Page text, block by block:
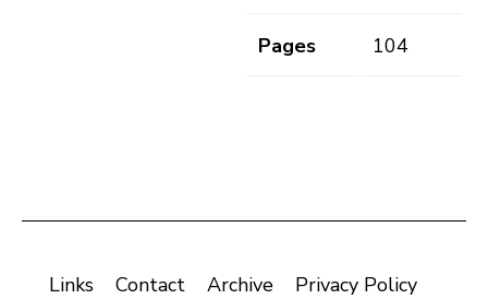
Pages 104
Links Contact Archive
Privacy Policy